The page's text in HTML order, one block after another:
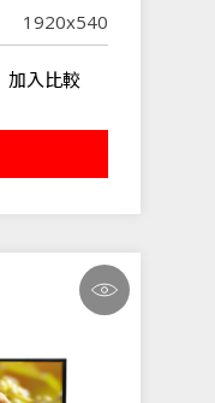
1920x540
加入比較